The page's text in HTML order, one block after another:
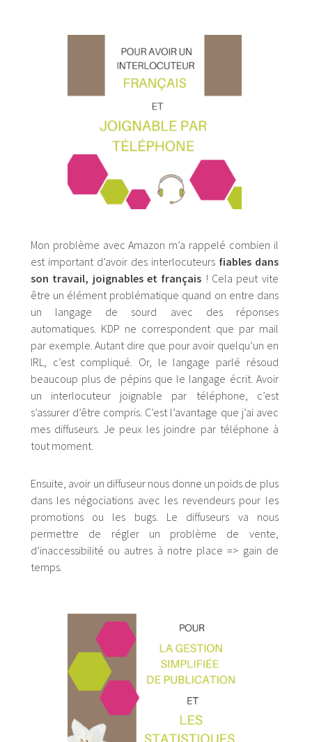
Mon problème avec Amazon m’a rappelé combien il
est important d’avoir des interlocuteurs fiables dans
son travail, joignables et français ! Cela peut vite
être un élément problématique quand on entre dans
un langage de sourd avec des réponses
automatiques. KDP ne correspondent que par mail
par exemple. Autant dire que pour avoir quelqu’un en
IRL, c’est compliqué. Or, le langage parlé résoud
beaucoup plus de pépins que le langage écrit. Avoir
un interlocuteur joignable par téléphone, c’est
s’assurer d’être compris. C’est l’avantage que j’ai avec
mes diffuseurs. Je peux les joindre par téléphone à
tout moment.
Ensuite, avoir un diffuseur nous donne un poids de plus
dans les négociations avec les revendeurs pour les
promotions ou les bugs. Le diffuseurs va nous
permettre de régler un problème de vente,
d’inaccessibilité ou autres à notre place => gain de
temps.